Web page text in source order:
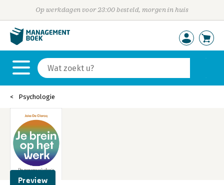
Op werkdagen voor 23:00 besteld, morgen in huis
Psychologie
Preview